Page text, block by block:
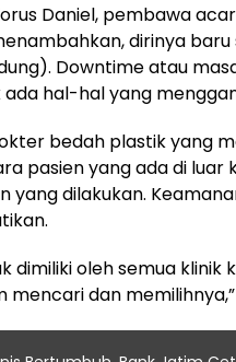
Daniel, pembawa
dirinya
Downtime atau
hal-hal yang
bedah plastik yang
pasien yang ada di
yang dilakukan.
dimiliki oleh semua
dan